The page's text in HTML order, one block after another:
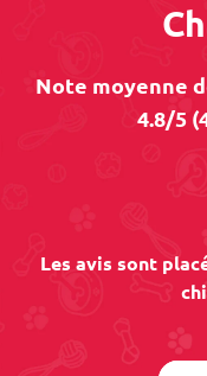
Note moyenne
4.8/5
Les avis sont